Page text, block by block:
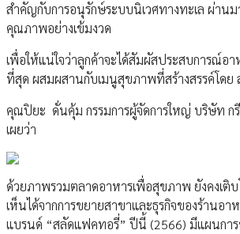
สำคัญกับการอนุรักษ์ระบบนิเวศทางทะเล ผ่าน
คุณภาพอย่างเข้มงวด
เพื่อให้แน่ใจว่าลูกค้าจะได้สัมผัสประสบการณ์อา
ที่สุด ผสมผสานกับเมนูสุขภาพที่สร้างสรรค์โด
คุณปิยะ ดั่นคุ้ม กรรมการผู้จัดการใหญ่ บริษัท
เผยว่า
ด้วยภาพรวมตลาดอาหารเพื่อสุขภาพ ยังคงเติบ
เห็นได้จากการขยายสาขาและธุรกิจของร้านอา
แบรนด์ “สลัดแฟคทอรี่” ปีนี้ (2566) มีแผนกา